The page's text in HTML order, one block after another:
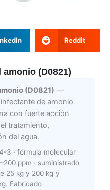
Reddit
(D0821)
(D0821) —
de amonio
con fuerte acción
tratamiento,
del agua.
3 · fórmula molecular
ppm · suministrado
25 kg y 200 kg y
Fabricado